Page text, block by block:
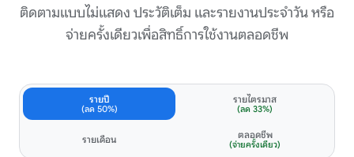
ถูกเปิดอ่านเมื่อไหร่ ติดตั้งง่าย ใช้งานง่าย และทำงานได้ลื่นไหล
ภายใน Gmail การแจ้งเตือนแบบเรียลไทม์และเครื่องหมายติดตาม
มีประโยชน์มากสำหรับการทำงานและการติดตามต่อ
ติดตามแบบไม่แสดง ประวัติเต็ม และรายงานประจำวัน หรือ
จ่ายครั้งเดียวเพื่อสิทธิ์การใช้งานตลอดชีพ
รายปี
(ลด 50%)
รายไตรมาส
(ลด 33%)
รายเดือน ตลอดชีพ
(จ่ายครั้งเดียว)